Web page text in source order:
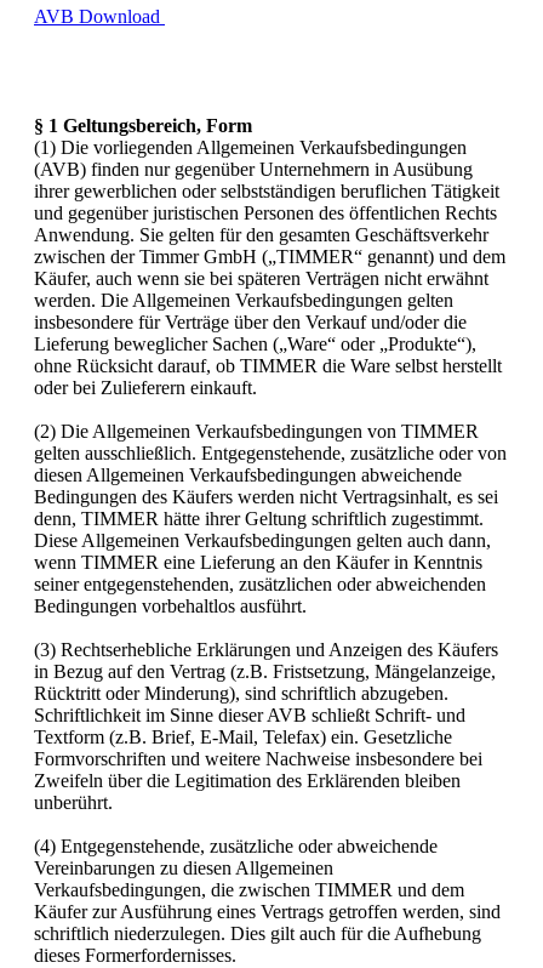
AVB Download
§ 1 Geltungsbereich, Form
(1) Die vorliegenden Allgemeinen Verkaufsbedingungen
(AVB) finden nur gegenüber Unternehmern in Ausübung
ihrer gewerblichen oder selbstständigen beruflichen Tätigkeit
und gegenüber juristischen Personen des öffentlichen Rechts
Anwendung. Sie gelten für den gesamten Geschäftsverkehr
zwischen der Timmer GmbH („TIMMER“ genannt) und dem
Käufer, auch wenn sie bei späteren Verträgen nicht erwähnt
werden. Die Allgemeinen Verkaufsbedingungen gelten
insbesondere für Verträge über den Verkauf und/oder die
Lieferung beweglicher Sachen („Ware“ oder „Produkte“),
ohne Rücksicht darauf, ob TIMMER die Ware selbst herstellt
oder bei Zulieferern einkauft.
(2) Die Allgemeinen Verkaufsbedingungen von TIMMER
gelten ausschließlich. Entgegenstehende, zusätzliche oder von
diesen Allgemeinen Verkaufsbedingungen abweichende
Bedingungen des Käufers werden nicht Vertragsinhalt, es sei
denn, TIMMER hätte ihrer Geltung schriftlich zugestimmt.
Diese Allgemeinen Verkaufsbedingungen gelten auch dann,
wenn TIMMER eine Lieferung an den Käufer in Kenntnis
seiner entgegenstehenden, zusätzlichen oder abweichenden
Bedingungen vorbehaltlos ausführt.
(3) Rechtserhebliche Erklärungen und Anzeigen des Käufers
in Bezug auf den Vertrag (z.B. Fristsetzung, Mängelanzeige,
Rücktritt oder Minderung), sind schriftlich abzugeben.
Schriftlichkeit im Sinne dieser AVB schließt Schrift- und
Textform (z.B. Brief, E-Mail, Telefax) ein. Gesetzliche
Formvorschriften und weitere Nachweise insbesondere bei
Zweifeln über die Legitimation des Erklärenden bleiben
unberührt.
(4) Entgegenstehende, zusätzliche oder abweichende
Vereinbarungen zu diesen Allgemeinen
Verkaufsbedingungen, die zwischen TIMMER und dem
Käufer zur Ausführung eines Vertrags getroffen werden, sind
schriftlich niederzulegen. Dies gilt auch für die Aufhebung
dieses Formerfordernisses.